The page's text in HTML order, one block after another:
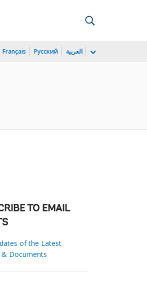
Français Русский العربية
TO EMAIL
of the Latest
Documents